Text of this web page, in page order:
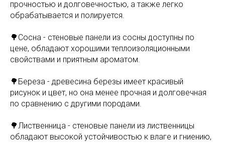
прочностью и долговечностью, а также легко
обрабатывается и полируется.
🌳Сосна - стеновые панели из сосны доступны по
цене, обладают хорошими теплоизоляционными
свойствами и приятным ароматом.
🌳Береза - древесина березы имеет красивый
рисунок и цвет, но она менее прочная и долговечная
по сравнению с другими породами.
🌳Лиственница - стеновые панели из лиственницы
обладают высокой устойчивостью к влаге и гниению,